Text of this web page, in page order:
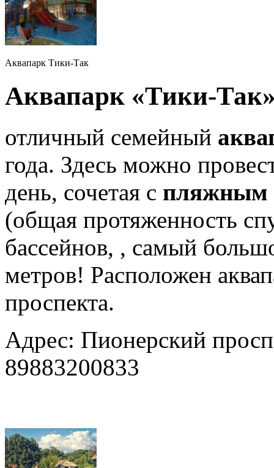
Аквапарк Тики-Так
Аквапарк «Тики-
отличный семейный
года. Здесь можно
день, сочетая с пляжным
(общая протяженность
бассейнов, , самый
метров! Расположен
проспекта.
Адрес: Пионерский
89883200833